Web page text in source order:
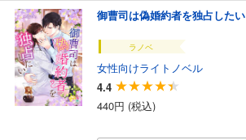
御曹司は偽婚約者を独占したい
ラノベ
女性向けライトノベル
4.4
440円 (税込)